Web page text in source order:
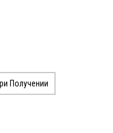
Получении